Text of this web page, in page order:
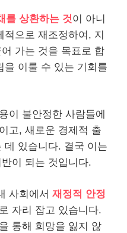
를 상환하는 것이 아니
으로 재조정하여, 지
가는 것을 목표로 합
을 이룰 수 있는 기회를
이 불안정한 사람들에
고, 새로운 경제적 출
데 있습니다. 결국 이는
이 되는 것입니다.
사회에서 재정적 안정
자리 잡고 있습니다.
통해 희망을 잃지 않